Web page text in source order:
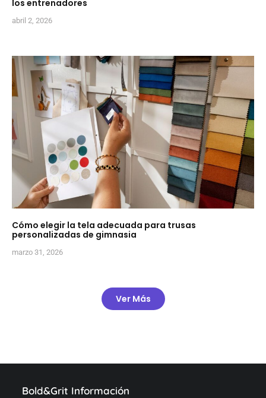
los entrenadores
abril 2, 2026
Cómo elegir la tela adecuada para trusas
personalizadas de gimnasia
marzo 31, 2026
Ver Más
Bold&Grit Información